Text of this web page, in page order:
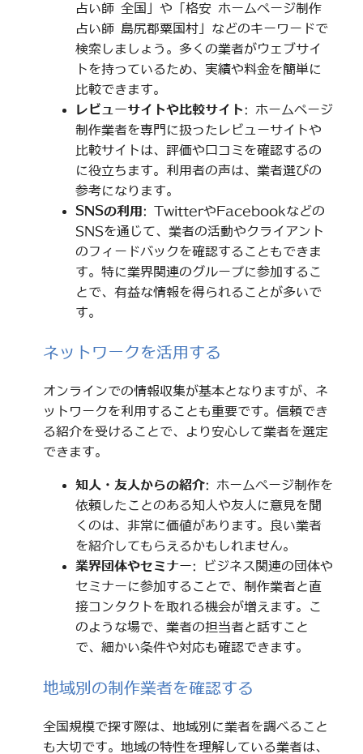
占い師 全国」や「格安 ホームページ制作
占い師 島尻郡粟国村」などのキーワードで
検索しましょう。多くの業者がウェブサイ
トを持っているため、実績や料金を簡単に
比較できます。
レビューサイトや比較サイト: ホームページ
制作業者を専門に扱ったレビューサイトや
比較サイトは、評価や口コミを確認するの
に役立ちます。利用者の声は、業者選びの
参考になります。
SNSの利用 : TwitterやFacebookなどの
SNSを通じて、業者の活動やクライアント
のフィードバックを確認することもできま
す。特に業界関連のグループに参加するこ
とで、有益な情報を得られることが多いで
す。
ネットワークを活用する
オンラインでの情報収集が基本となりますが、ネ
ットワークを利用することも重要です。信頼でき
る紹介を受けることで、より安心して業者を選定
できます。
知人・友人からの紹介: ホームページ制作を
依頼したことのある知人や友人に意見を聞
くのは、非常に価値があります。良い業者
を紹介してもらえるかもしれません。
業界団体やセミナー: ビジネス関連の団体や
セミナーに参加することで、制作業者と直
接コンタクトを取れる機会が増えます。こ
のような場で、業者の担当者と話すこと
で、細かい条件や対応も確認できます。
地域別の制作業者を確認する
全国規模で探す際は、地域別に業者を調べること
も大切です。地域の特性を理解している業者は、